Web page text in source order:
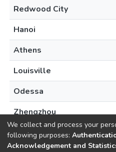
Redwood City
Hanoi
Athens
Louisville
Odessa
Zhengzhou
We collect and process your
following purposes:
Acknowledgement and